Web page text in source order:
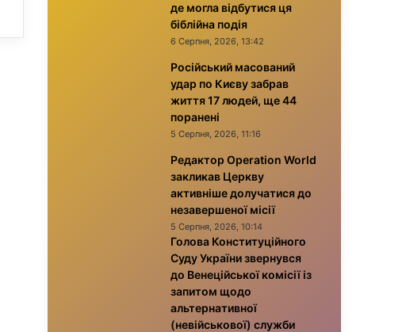
де могла відбутися ця
біблійна подія
6 Серпня, 2026, 13:42
Російський масований
удар по Києву забрав
життя 17 людей, ще 44
поранені
5 Серпня, 2026, 11:16
Редактор Operation World
закликав Церкву
активніше долучатися до
незавершеної місії
5 Серпня, 2026, 10:14
Голова Конституційного
Суду України звернувся
до Венеційської комісії із
запитом щодо
альтернативної
(невійськової) служби